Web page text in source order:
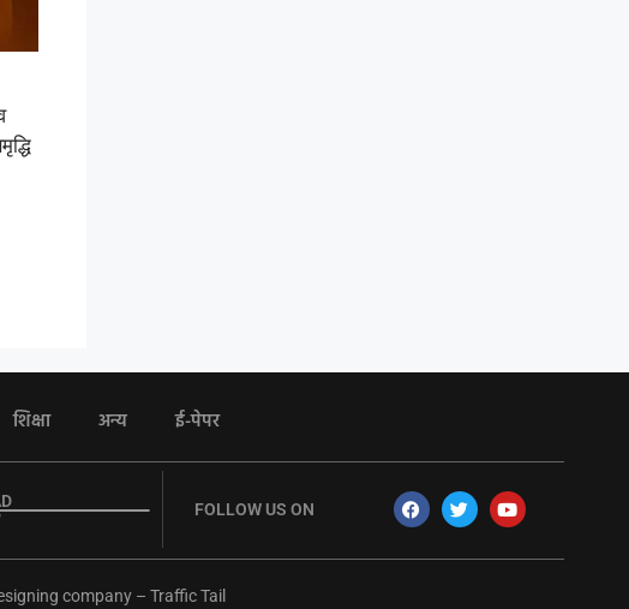
शिक्षा अन्य ई-पेपर
FOLLOW US ON
company– Traffic Tail